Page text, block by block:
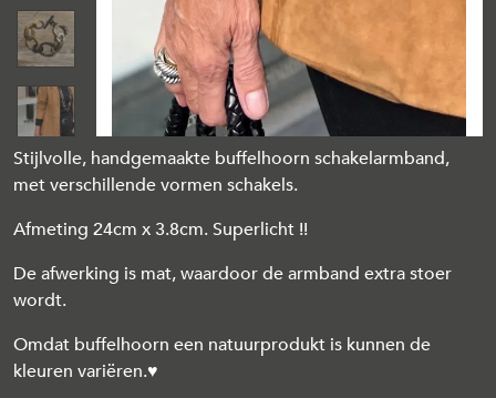
Stijlvolle, handgemaakte buffelhoorn schakelarmband,
met verschillende vormen schakels.
Afmeting 24cm x 3.8cm. Superlicht !!
De afwerking is mat, waardoor de armband extra stoer
wordt.
Omdat buffelhoorn een natuurprodukt is kunnen de
kleuren variëren.♥